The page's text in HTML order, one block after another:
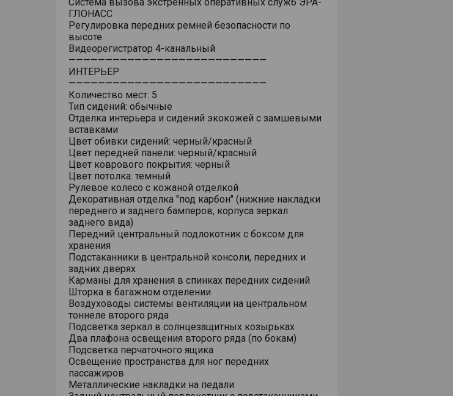
ГЛОНАСС
Регулировка передних ремней безопасности по
высоте
Видеорегистратор 4-канальный
———————————————————————————
ИНТЕРЬЕР
———————————————————————————
Количество мест: 5
Тип сидений: обычные
Отделка интерьера и сидений экокожей с замшевыми
вставками
Цвет обивки сидений: черный/красный
Цвет передней панели: черный/красный
Цвет коврового покрытия: черный
Цвет потолка: темный
Рулевое колесо с кожаной отделкой
Декоративная отделка "под карбон" (нижние накладки
переднего и заднего бамперов, корпуса зеркал
заднего вида)
Передний центральный подлокотник с боксом для
хранения
Подстаканники в центральной консоли, передних и
задних дверях
Карманы для хранения в спинках передних сидений
Шторка в багажном отделении
Воздуховоды системы вентиляции на центральном
тоннеле второго ряда
Подсветка зеркал в солнцезащитных козырьках
Два плафона освещения второго ряда (по бокам)
Подсветка перчаточного ящика
Освещение пространства для ног передних
пассажиров
Металлические накладки на педали